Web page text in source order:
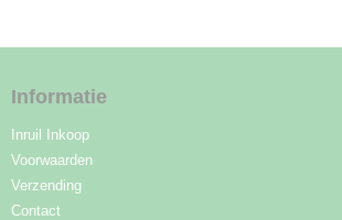
Informatie
Inruil Inkoop
Voorwaarden
Verzending
Contact